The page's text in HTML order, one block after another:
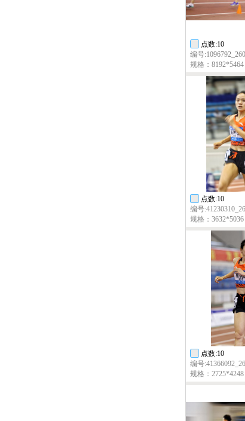
点数:10
编号
规格：
点数:10
编号
规格：
点数:10
编号
规格：